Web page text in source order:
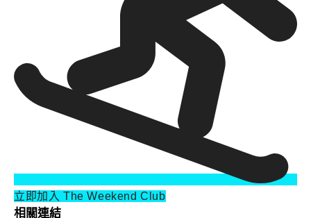
立即加入 The Weekend Club
相關連結